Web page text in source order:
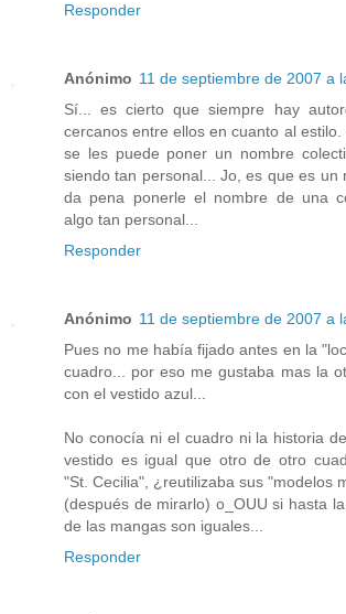
Responder
Anónimo 11 de septiembre de 2007 a
Sí... es cierto que siempre hay
cercanos entre ellos en cuanto al
se les puede poner un nombre
siendo tan personal... Jo, es que es un
da pena ponerle el nombre de una
algo tan personal...
Responder
Anónimo 11 de septiembre de 2007 a
Pues no me había fijado antes en la
cuadro... por eso me gustaba mas la
con el vestido azul...
No conocía ni el cuadro ni la historia
vestido es igual que otro de otro
"St. Cecilia", ¿reutilizaba sus "modelos
(después de mirarlo) o_OUU si hasta
de las mangas son iguales...
Responder